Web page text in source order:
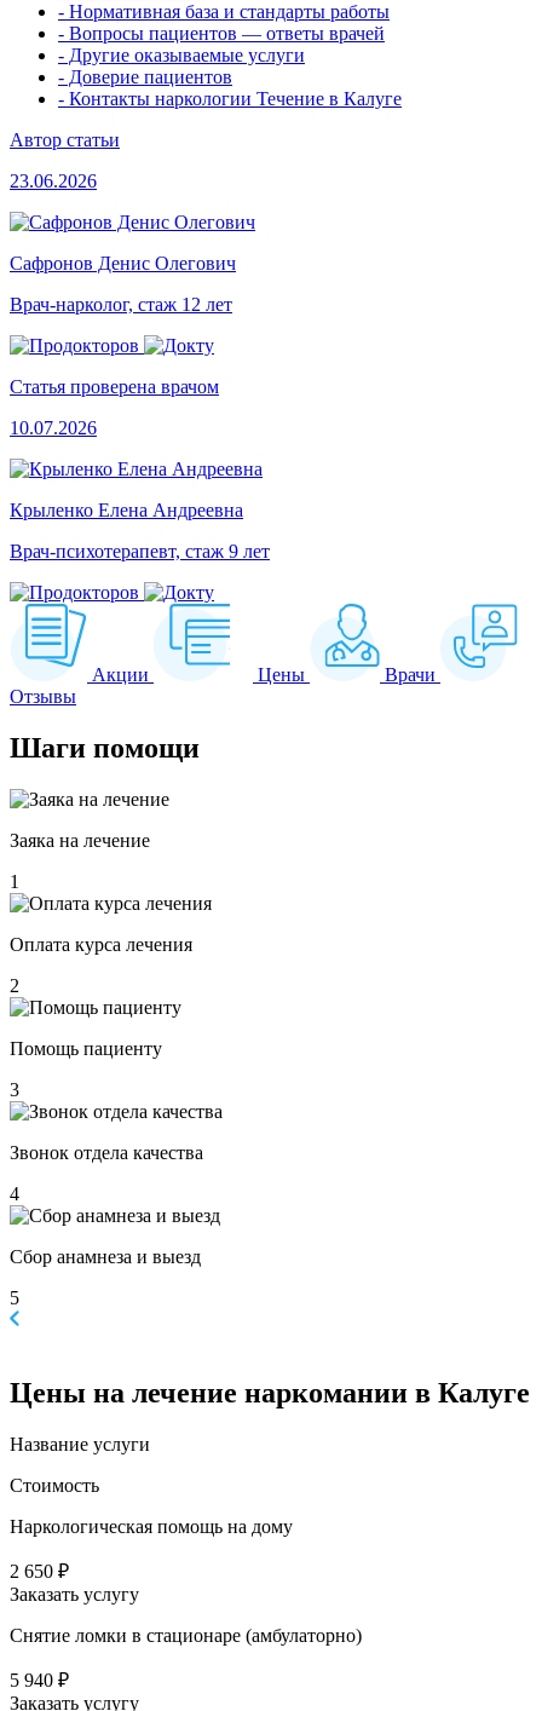
- Нормативная база и стандарты работы
- Вопросы пациентов — ответы врачей
- Другие оказываемые услуги
- Доверие пациентов
- Контакты наркологии Течение в Калуге
Автор статьи
23.06.2026
Сафронов Денис Олегович
Врач-нарколог, стаж 12 лет
Статья проверена врачом
10.07.2026
Крыленко Елена Андреевна
Врач-психотерапевт, стаж 9 лет
Акции Цены
Врачи
Отзывы
Шаги помощи
Заяка на лечение
1
Оплата курса лечения
2
Помощь пациенту
3
Звонок отдела качества
4
Сбор анамнеза и выезд
5
Цены на лечение наркомании в Калуге
Название услуги
Стоимость
Наркологическая помощь на дому
2 650 ₽
Заказать услугу
Снятие ломки в стационаре (амбулаторно)
5 940 ₽
Заказать услугу